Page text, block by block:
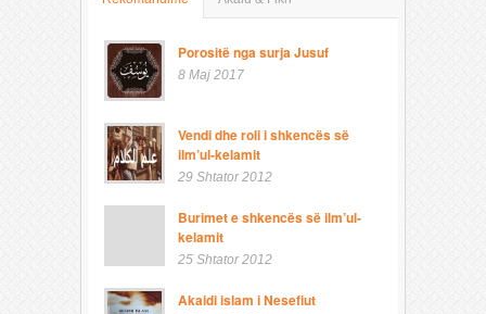
Porositë nga surja Jusuf
8 Maj 2017
Vendi dhe roli i shkencës së
ilm’ul-kelamit
29 Shtator 2012
Burimet e shkencës së ilm’ul-
kelamit
25 Shtator 2012
Akaidi islam i Nesefiut